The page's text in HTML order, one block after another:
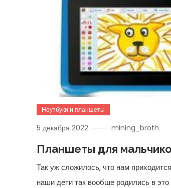
Ноутбуки и планшеты
5 декабря 2022 mining_broth
Планшеты для
Так уж сложилось, что нам
наши дети так вообще родились в это